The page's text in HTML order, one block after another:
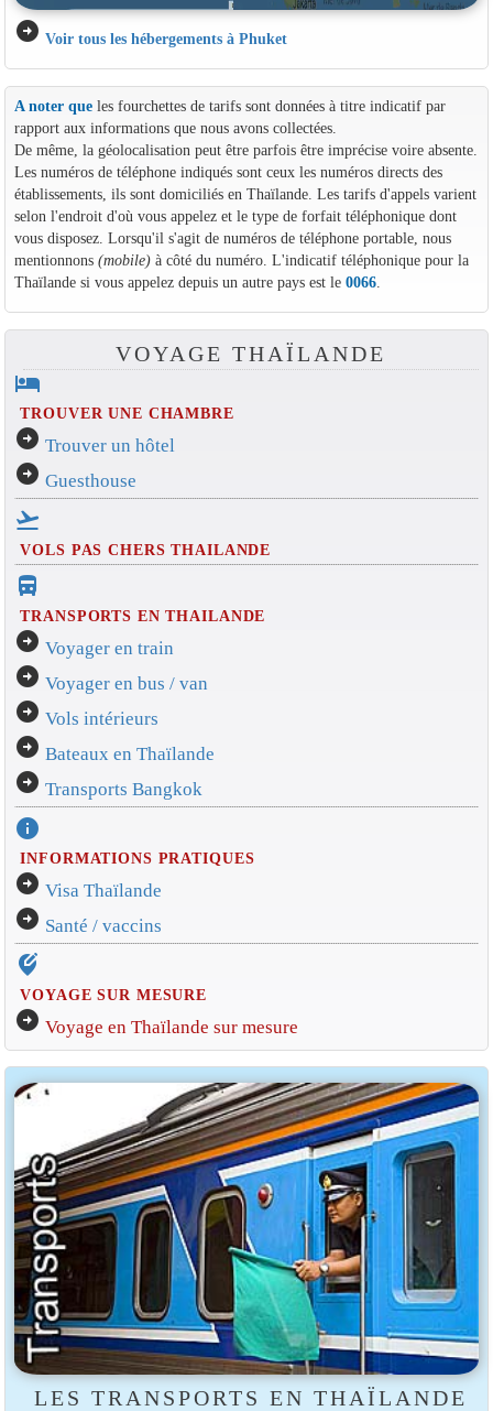
arrow_circle_right Voir tous les hébergements à Phuket
A noter queles fourchettes de tarifs sont données à titre indicatif par
rapport aux informations que nous avons collectées.
De même, la géolocalisation peut être parfois être imprécise voire absente.
Les numéros de téléphone indiqués sont ceux les numéros directs des
établissements, ils sont domiciliés en Thaïlande. Les tarifs d'appels varient
selon l'endroit d'où vous appelez et le type de forfait téléphonique dont
vous disposez. Lorsqu'il s'agit de numéros de téléphone portable, nous
mentionnons (mobile)à côté du numéro. L'indicatif téléphonique pour la
Thaïlande si vous appelez depuis un autre pays est le 0066.
VOYAGE THAÏLANDE
hotel
TROUVER UNE CHAMBRE
arrow_circle_right Trouver un hôtel
arrow_circle_right Guesthouse
flight_takeoff
VOLS PAS CHERS THAILANDE
directions_bus_filled
TRANSPORTS EN THAILANDE
arrow_circle_right Voyager en train
arrow_circle_right Voyager en bus / van
arrow_circle_right Vols intérieurs
arrow_circle_right Bateaux en Thaïlande
arrow_circle_right Transports Bangkok
info
INFORMATIONS PRATIQUES
arrow_circle_right Visa Thaïlande
arrow_circle_right Santé / vaccins
edit_location_alt
VOYAGE SUR MESURE
arrow_circle_right Voyage en Thaïlande sur mesure
LES TRANSPORTS EN THAÏLANDE